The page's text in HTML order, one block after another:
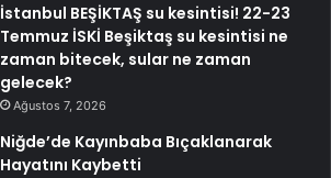
İstanbul BEŞİKTAŞ su kesintisi! 22-23
Temmuz İSKİ Beşiktaş su kesintisi ne
zaman bitecek, sular ne zaman
gelecek?
Ağustos 7, 2026
Niğde’de Kayınbaba Bıçaklanarak
Hayatını Kaybetti